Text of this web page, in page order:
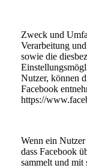
Zweck und
Verarbeitung
sowie die
Nutzer, können
Facebook
https://
Wenn ein
dass Facebook
sammelt und mit